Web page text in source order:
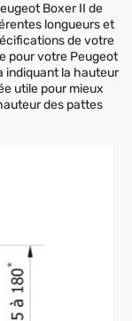
Boxer II de
longueurs et
de votre
pour votre Peugeot
indiquant la hauteur
utile pour mieux
des pattes